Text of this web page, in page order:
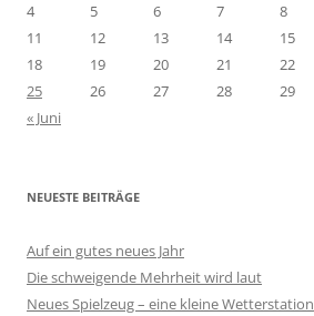
4
5 6 7 8
11
12 13 14 15
18
19 20 21 22
25
26 27 28 29
« Juni
NEUESTE BEITRÄGE
Auf ein gutes neues Jahr
Die schweigende Mehrheit wird laut
Neues Spielzeug – eine kleine Wetterstation